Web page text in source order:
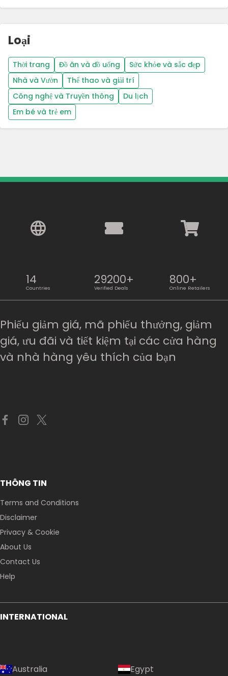
Loại
Thời trang Đồ ăn và đồ uống
Sức khỏe và sắc đẹp
Nhà và Vườn
Thể thao và giải trí
Công nghệ và Truyền thông
Du lịch
Em bé và trẻ em
14
Countries
29200+
Verified Deals
800+
Online Retailers
Phiếu giảm giá, mã phiếu thưởng, giảm
giá, ưu đãi và tiết kiệm tại các cửa hàng
và nhà hàng yêu thích của bạn
THÔNG TIN
Terms and Conditions
Disclaimer
Privacy & Cookie
About Us
Contact Us
Help
INTERNATIONAL
Australia Egypt